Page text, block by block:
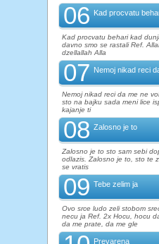
06 Kad procvatu
Kad procvatu behari kad
davno smo se rastali Ref.
dzellallah Alla
07 Nemoj nikad reci
Nemoj nikad reci da me ne
sto na bajku sada meni lice
kajanje ti
08 Zalosno je to
Zalosno je to sto sam sebi
odlazis. Zalosno je to, sto te
se vratis
09 Tebe zelim ja
Ovo srce ludo zeli stobom
necu ja Ref. 2x Hocu, hocu
da me prate, da me gle
Prevarena